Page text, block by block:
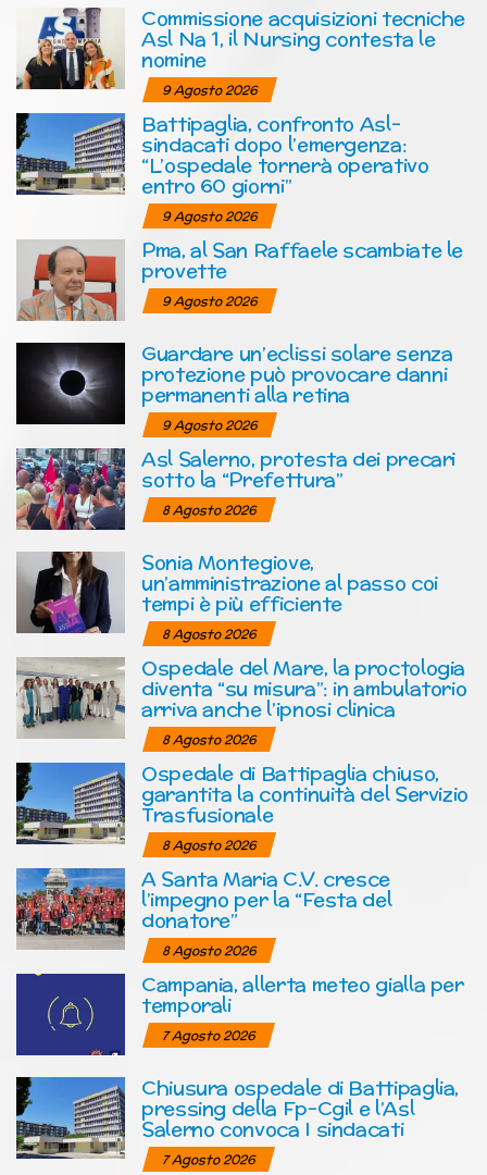
Commissione acquisizioni tecniche
Asl Na 1, il Nursing contesta le
nomine
9 Agosto 2026
Battipaglia, confronto Asl-
sindacati dopo l’emergenza:
“L’ospedale tornerà operativo
entro 60 giorni”
9 Agosto 2026
Pma, al San Raffaele scambiate le
provette
9 Agosto 2026
Guardare un’eclissi solare senza
protezione può provocare danni
permanenti alla retina
9 Agosto 2026
Asl Salerno, protesta dei precari
sotto la “Prefettura”
8 Agosto 2026
Sonia Montegiove,
un’amministrazione al passo coi
tempi è più efficiente
8 Agosto 2026
Ospedale del Mare, la proctologia
diventa “su misura”: in ambulatorio
arriva anche l’ipnosi clinica
8 Agosto 2026
Ospedale di Battipaglia chiuso,
garantita la continuità del Servizio
Trasfusionale
8 Agosto 2026
A Santa Maria C.V. cresce
l’impegno per la “Festa del
donatore”
8 Agosto 2026
Campania, allerta meteo gialla per
temporali
7 Agosto 2026
Chiusura ospedale di Battipaglia,
pressing della Fp-Cgil e l’Asl
Salerno convoca I sindacati
7 Agosto 2026